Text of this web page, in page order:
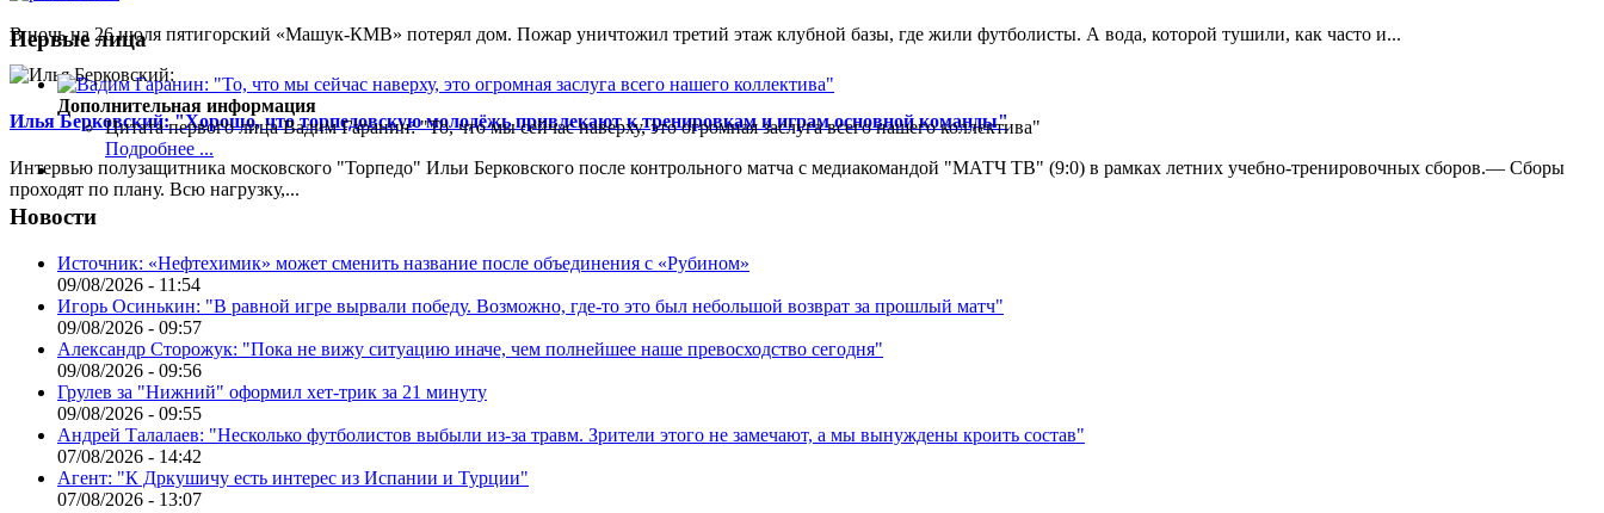
В ночь на 26 июля пятигорский «Машук-КМВ» потерял дом. Пожар уничтожил третий этаж клубной базы, где жили футболисты. А вода, которой тушили, как часто и...
Илья Берковский: "Хорошо, что торпедовскую молодёжь привлекают к тренировкам и играм основной команды"
Интервью полузащитника московского "Торпедо" Ильи Берковского после контрольного матча с медиакомандой "МАТЧ ТВ" (9:0) в рамках летних учебно-тренировочных сборов.— Сборы
проходят по плану. Всю нагрузку,...
Первые лица
Дополнительная информация
Цитата первого лица Вадим Гаранин: "То, что мы сейчас наверху, это огромная заслуга всего нашего коллектива"
Подробнее ...
Новости
Источник: «Нефтехимик» может сменить название после объединения с «Рубином»
09/08/2026 - 11:54
Игорь Осинькин: "В равной игре вырвали победу. Возможно, где-то это был небольшой возврат за прошлый матч"
09/08/2026 - 09:57
Александр Сторожук: "Пока не вижу ситуацию иначе, чем полнейшее наше превосходство сегодня"
09/08/2026 - 09:56
Грулев за "Нижний" оформил хет-трик за 21 минуту
09/08/2026 - 09:55
Андрей Талалаев: "Несколько футболистов выбыли из-за травм. Зрители этого не замечают, а мы вынуждены кроить состав"
07/08/2026 - 14:42
Агент: "К Дркушичу есть интерес из Испании и Турции"
07/08/2026 - 13:07